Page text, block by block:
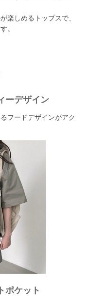
楽しめるトップスで、
。
ーデザイン
フードデザインがアク
ポケット